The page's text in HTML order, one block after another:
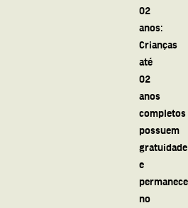
02
anos:
Crianças
até
02
anos
completos
possuem
gratuidade
e
no